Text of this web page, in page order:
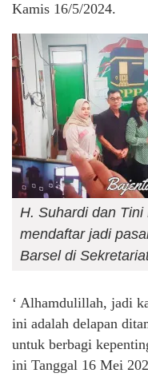
Kamis 16/5/2024.
H. Suhardi dan
mendaftar jadi
Barsel di
‘ Alhamdulillah, jadi
ini adalah delapan
untuk berbagi
ini Tanggal 16 Mei